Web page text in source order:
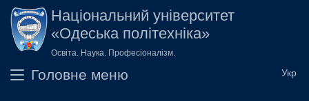
Перейти до основного вмісту
Національний університет
«Одеська політехніка»
Освіта. Наука. Професіоналізм.
Головне меню